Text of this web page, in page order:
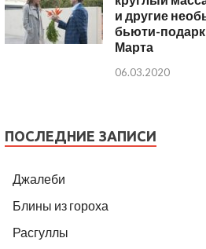
и другие
бьюти-
Марта
06.03.2020
ПОСЛЕДНИЕ ЗАПИСИ
Джалеби
Блины из гороха
Расгуллы